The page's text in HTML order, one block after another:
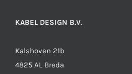
op
KABEL DESIGN B.V.
Kalshoven 21b
4825 AL Breda